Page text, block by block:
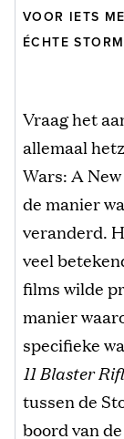
VOOR IETS
ÉCHTE
Vraag het
allemaal
Wars: A
de manier
veranderd.
veel
films wilde
manier
specifieke
11 Blaster
tussen de
boord van